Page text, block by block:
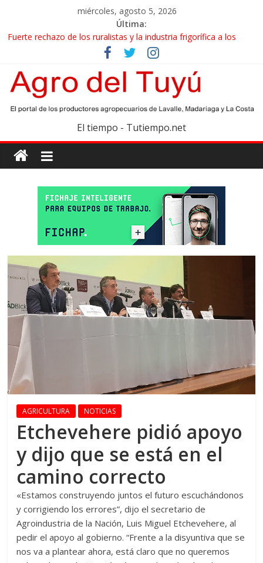
miércoles, agosto 5, 2026
Última:
Fuerte rechazo de los ruralistas y la industria frigorífica a los
cambios que impulsa el Gobierno en el IPCVA
El gobierno bonaerense realizará un censo para actualizar el
mapa de la producción hortiflorícola
Las exportaciones agroindustriales anotaron un récord histórico
en el primer semestre
Maíz: estiman una cosecha récord de 71,5 millones de toneladas
Las exportaciones de carne vacuna crecieron más de 40% en el
primer semestre
El tiempo - Tutiempo.net
AGRICULTURA NOTICIAS
Etchevehere pidió apoyo
y dijo que se está en el
camino correcto
«Estamos construyendo juntos el futuro escuchándonos
y corrigiendo los errores”, dijo el secretario de
Agroindustria de la Nación, Luis Miguel Etchevehere, al
pedir el apoyo al gobierno. “Frente a la disyuntiva que se
nos va a plantear ahora, está claro que no queremos